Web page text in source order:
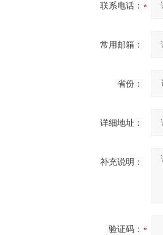
联系电话：
常用邮箱：
省份：
详细地址：
补充说明：
验证码：